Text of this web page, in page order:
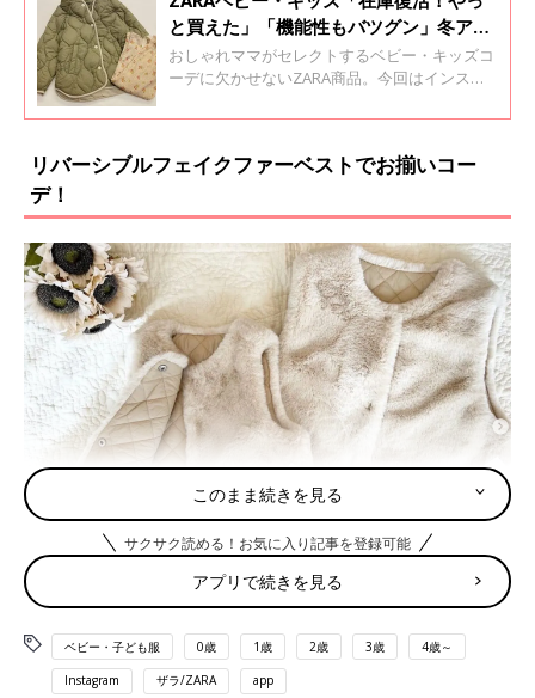
と買えた」「機能性もバツグン」冬アウ
ターおすすめ4選
おしゃれママがセレクトするベビー・キッズコ
ーデに欠かせないZARA商品。今回はインスタ
介します！ぜひ毎日コーデに取り入れてみてく
リバーシブルフェイクファーベストでお揃いコー
デ！
kiiik0582さんは、ZARAで買ったリバーシブルフェイクファーベ
ストでお揃いコーデ！フェイクファーとキルト生地のリバーシブ
このまま続きを見る
サクサク読める！お気に入り記事を登録可能
アプリで続きを見る
ベビー・子ども服 0歳 1歳 2歳 3歳 4歳～
Instagram ザラ/ZARA app